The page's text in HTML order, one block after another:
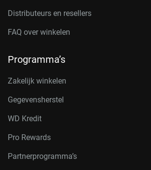
Distributeurs en resellers
FAQ over winkelen
Programma’s
Zakelijk winkelen
Gegevensherstel
WD Kredit
Pro Rewards
Partnerprogramma’s